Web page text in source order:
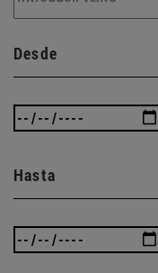
Desde
Hasta